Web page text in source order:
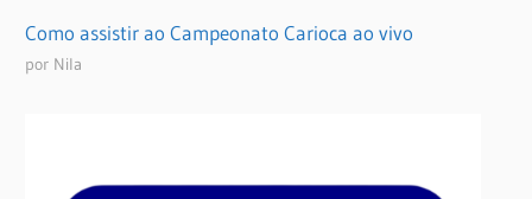
Como assistir ao Campeonato Carioca ao vivo
por Nila